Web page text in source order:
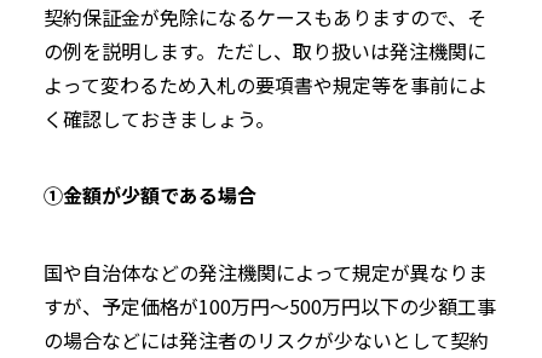
契約保証金が免除になるケースもありますので、そ
の例を説明します。ただし、取り扱いは発注機関に
よって変わるため入札の要項書や規定等を事前によ
く確認しておきましょう。
①金額が少額である場合
国や自治体などの発注機関によって規定が異なりま
すが、予定価格が100万円〜500万円以下の少額工事
の場合などには発注者のリスクが少ないとして契約